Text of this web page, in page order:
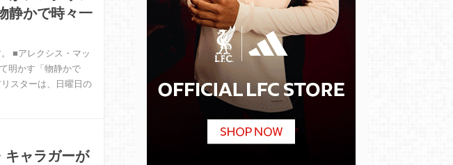
静かで時々一
■アレクシス・マッ
明かす「物静かで
スターは、日曜日の
キャラガーが